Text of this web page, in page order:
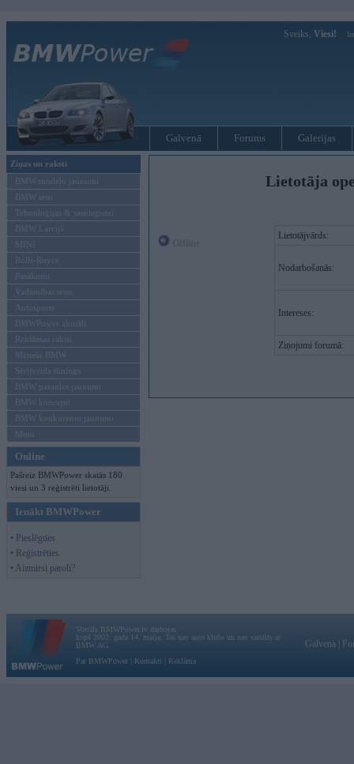
Sveiks, Viesi!
Galvenā Forums Galerijas
Ziņas un raksti
BMW modeļu jaunumi
BMW testi
Tehnoloģijas & sasniegumi
BMW Latvijā
MINI
Rolls-Royce
Pasākumi
Vadāmības tests
Autosports
BMWPower aktuāli
Reklāmas raksti
Mēneša BMW
Sērijveida tūnings
BMW pasaules jaunumi
BMW koncepti
BMW konkurentu jaunumi
Moto
Online
Pašreiz BMWPower skatās 180
viesi un 3 reģistrēti lietotāji.
Ienākt BMWPower
• Pieslēgties
• Reģistrēties
• Aizmirsi paroli?
Lietotāja
Lietotājvārds:
Nodarbošanās:
Intereses:
Ziņojumi forumā:
Vortāls BMWPower.lv darbojas
kopš 2002. gada 14. maija. Tas nav auto klubs un nav saistīts ar
BMW AG.
Par BMWPower
Kontakti Reklāma
Galvena